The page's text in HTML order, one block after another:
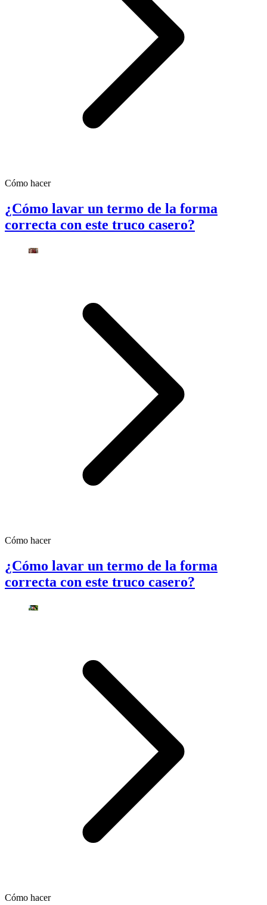
Cómo hacer
¿Cómo lavar un termo de la forma
correcta con este truco casero?
Cómo hacer
¿Cómo lavar un termo de la forma
correcta con este truco casero?
Cómo hacer